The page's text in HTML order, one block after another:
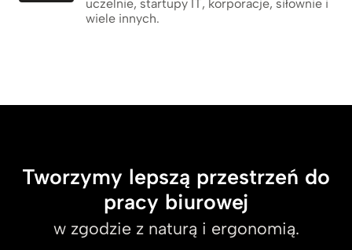
uczelnie, startupy IT, korporacje, siłownie i
wiele innych.
Tworzymy lepszą przestrzeń do
pracy biurowej
w zgodzie z naturą i ergonomią.